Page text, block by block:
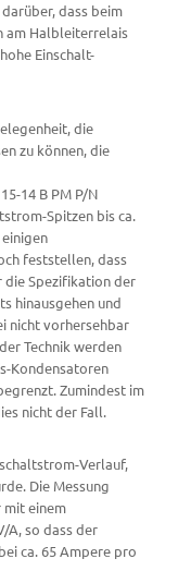
dass beim
am Halbleiterrelais
Einschalt-
die
zu können, die
14 B PM P/N
Spitzen bis ca.
einigen
feststellen, dass
die Spezifikation der
hinausgehen und
nicht vorhersehbar
Technik werden
Kondensatoren
Zumindest im
nicht der Fall.
Verlauf,
Die Messung
einem
A, so dass der
ca. 65 Ampere pro